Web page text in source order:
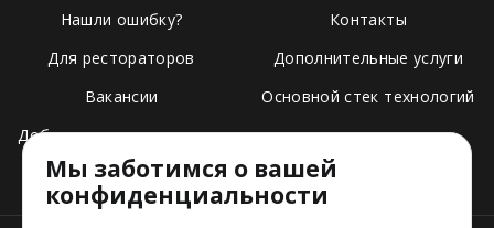
Нашли ошибку?
Для рестораторов
Вакансии
Добавить свое заведение
Тарифы
Контакты
Дополнительные услуги
Основной стек технологий
Мы заботимся о вашей
конфиденциальности